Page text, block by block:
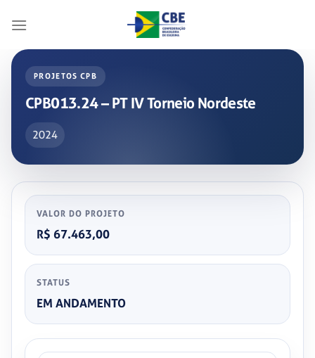
PROJETOS CPB
CPB013.24 – PT IV Torneio Nordeste
2024
VALOR DO PROJETO
R$ 67.463,00
STATUS
EM ANDAMENTO